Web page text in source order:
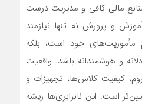
مالی کافی و مدیریت درست
و پرورش نه تنها نیازمند
خود است، بلکه
و هوشمندانه باشد. واقعیت
کیفیت کلاس‌ها، تجهیزات و
است. این نابرابری‌ها ریشه